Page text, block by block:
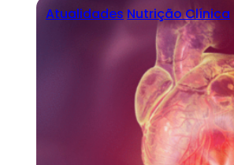
Atualidades Nutrição Clínica